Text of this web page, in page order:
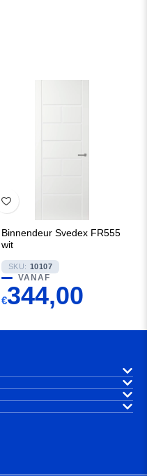
Binnendeur Svedex FR555
wit
SKU: 10107
VANAF
€344,00